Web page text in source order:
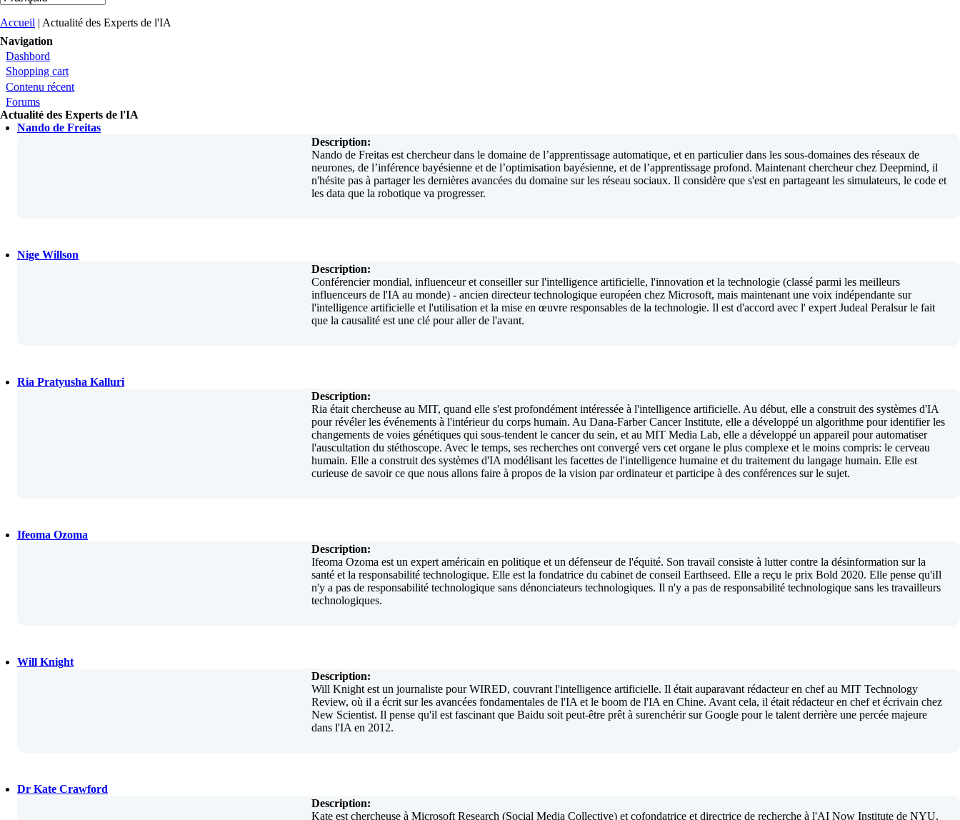
Vous êtes ici
Accueil | Actualité des Experts de l'IA
Navigation
Dashbord
Shopping cart
Contenu récent
Forums
Actualité des Experts de l'IA
Nando de Freitas
Description:
Nando de Freitas est chercheur dans le domaine de l’apprentissage automatique, et en particulier dans les sous-domaines des réseaux de
neurones, de l’inférence bayésienne et de l’optimisation bayésienne, et de l’apprentissage profond. Maintenant chercheur chez Deepmind, il
n'hésite pas à partager les dernières avancées du domaine sur les réseau sociaux. Il considère que s'est en partageant les simulateurs, le code et
les data que la robotique va progresser.
Nige Willson
Description:
Conférencier mondial, influenceur et conseiller sur l'intelligence artificielle, l'innovation et la technologie (classé parmi les meilleurs
influenceurs de l'IA au monde) - ancien directeur technologique européen chez Microsoft, mais maintenant une voix indépendante sur
l'intelligence artificielle et l'utilisation et la mise en œuvre responsables de la technologie. Il est d'accord avec l' expert Judeal Peralsur le fait
que la causalité est une clé pour aller de l'avant.
Ria Pratyusha Kalluri
Description:
Ria était chercheuse au MIT, quand elle s'est profondément intéressée à l'intelligence artificielle. Au début, elle a construit des systèmes d'IA
pour révéler les événements à l'intérieur du corps humain. Au Dana-Farber Cancer Institute, elle a développé un algorithme pour identifier les
changements de voies génétiques qui sous-tendent le cancer du sein, et au MIT Media Lab, elle a développé un appareil pour automatiser
l'auscultation du stéthoscope. Avec le temps, ses recherches ont convergé vers cet organe le plus complexe et le moins compris: le cerveau
humain. Elle a construit des systèmes d'IA modélisant les facettes de l'intelligence humaine et du traitement du langage humain. Elle est
curieuse de savoir ce que nous allons faire à propos de la vision par ordinateur et participe à des conférences sur le sujet.
Ifeoma Ozoma
Description:
Ifeoma Ozoma est un expert américain en politique et un défenseur de l'équité. Son travail consiste à lutter contre la désinformation sur la
santé et la responsabilité technologique. Elle est la fondatrice du cabinet de conseil Earthseed. Elle a reçu le prix Bold 2020. Elle pense qu'iIl
n'y a pas de responsabilité technologique sans dénonciateurs technologiques. Il n'y a pas de responsabilité technologique sans les travailleurs
technologiques.
Will Knight
Description:
Will Knight est un journaliste pour WIRED, couvrant l'intelligence artificielle. Il était auparavant rédacteur en chef au MIT Technology
Review, où il a écrit sur les avancées fondamentales de l'IA et le boom de l'IA en Chine. Avant cela, il était rédacteur en chef et écrivain chez
New Scientist. Il pense qu'il est fascinant que Baidu soit peut-être prêt à surenchérir sur Google pour le talent derrière une percée majeure
dans l'IA en 2012.
Dr Kate Crawford
Description:
Kate est chercheuse à Microsoft Research (Social Media Collective) et cofondatrice et directrice de recherche à l'AI Now Institute de NYU,